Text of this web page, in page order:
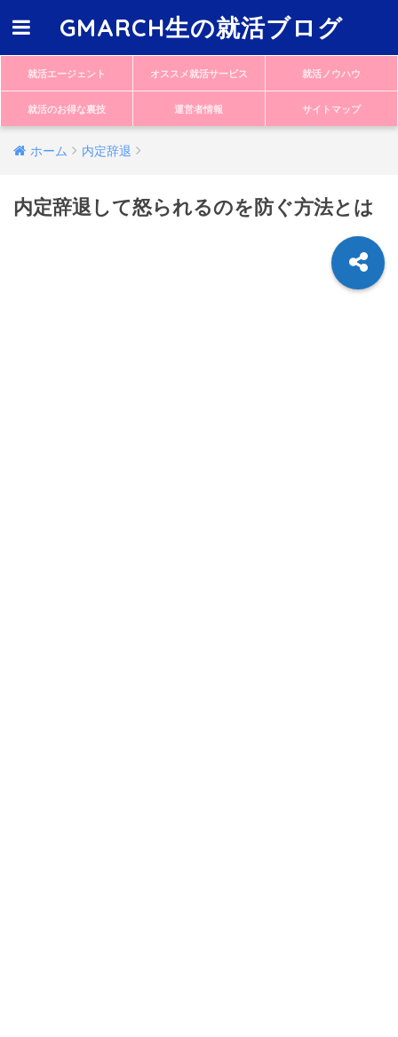
GMARCH生の就活ブログ
就活エージェント オススメ就活サービス 就活ノウハウ
就活のお得な裏技 運営者情報 サイトマップ
ホーム 内定辞退
内定辞退して怒られるのを防ぐ方法とは